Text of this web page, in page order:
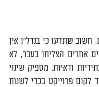
שתדעו כי בנדל"ן אין
אחרים הצליחו בעבר, לא
ודאיות. מספיק שינוי
לקום פרוייקט בכדי לשנות